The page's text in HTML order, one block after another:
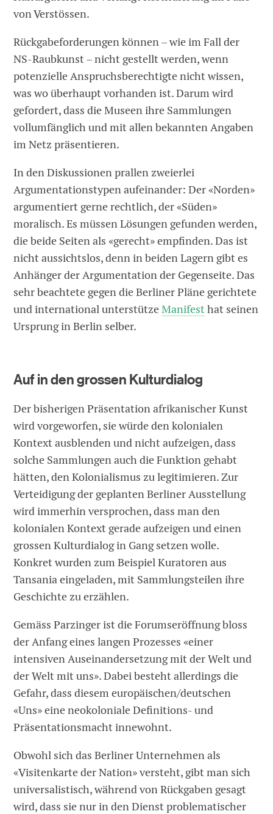
von Verstössen.
Rückgabeforderungen können – wie im Fall der
NS-Raubkunst – nicht gestellt werden, wenn
potenzielle Anspruchsberechtigte nicht wissen,
was wo überhaupt vorhanden ist. Darum wird
gefordert, dass die Museen ihre Sammlungen
vollumfänglich und mit allen bekannten Angaben
im Netz präsentieren.
In den Diskussionen prallen zweierlei
Argumentationstypen aufeinander: Der «Norden»
argumentiert gerne rechtlich, der «Süden»
moralisch. Es müssen Lösungen gefunden werden,
die beide Seiten als «gerecht» empfinden. Das ist
nicht aussichtslos, denn in beiden Lagern gibt es
Anhänger der Argumentation der Gegenseite. Das
sehr beachtete gegen die Berliner Pläne gerichtete
und international unterstützeManifesthat seinen
Ursprung in Berlin selber.
Auf in den grossen Kulturdialog
Der bisherigen Präsentation afrikanischer Kunst
wird vorgeworfen, sie würde den kolonialen
Kontext ausblenden und nicht aufzeigen, dass
solche Sammlungen auch die Funktion gehabt
hätten, den Kolonialismus zu legitimieren. Zur
Verteidigung der geplanten Berliner Ausstellung
wird immerhin versprochen, dass man den
kolonialen Kontext gerade aufzeigen und einen
grossen Kulturdialog in Gang setzen wolle.
Konkret wurden zum Beispiel Kuratoren aus
Tansania eingeladen, mit Sammlungsteilen ihre
Geschichte zu erzählen.
Gemäss Parzinger ist die Forumseröffnung bloss
der Anfang eines langen Prozesses «einer
intensiven Auseinandersetzung mit der Welt und
der Welt mit uns». Dabei besteht allerdings die
Gefahr, dass diesem europäischen/deutschen
«Uns» eine neokoloniale Definitions- und
Präsentationsmacht innewohnt.
Obwohl sich das Berliner Unternehmen als
«Visitenkarte der Nation» versteht, gibt man sich
universalistisch, während von Rückgaben gesagt
wird, dass sie nur in den Dienst problematischer